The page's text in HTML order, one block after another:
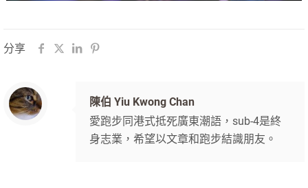
分享
陳伯 Yiu Kwong Chan
愛跑步同港式抵死廣東潮語，sub-4是終
身志業，希望以文章和跑步結識朋友。